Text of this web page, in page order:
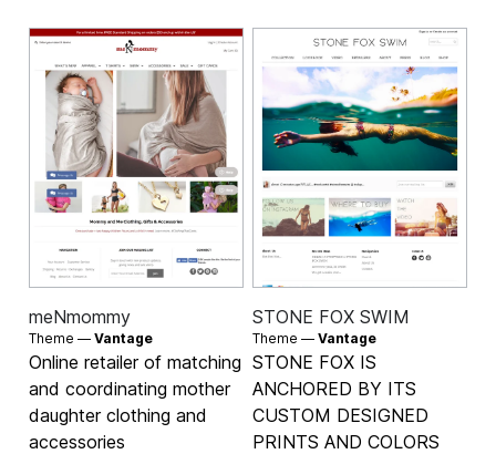
meNmommy
Theme —Vantage
Online retailer of matching
and coordinating mother
daughter clothing and
accessories
STONE FOX SWIM
Theme — Vantage
STONE FOX IS
ANCHORED BY ITS
CUSTOM DESIGNED
PRINTS AND COLORS